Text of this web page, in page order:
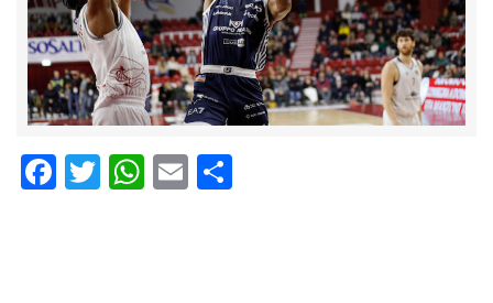
Facebook
Twitter
WhatsApp
Email